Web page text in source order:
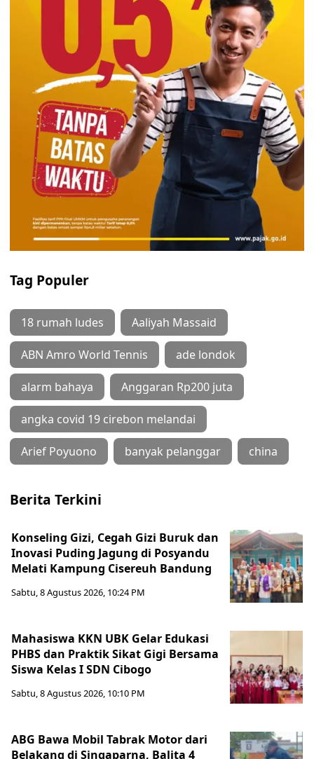
Tag Populer
18 rumah ludes Aaliyah Massaid
ABN Amro World Tennis ade londok
alarm bahaya Anggaran Rp200 juta
angka covid 19 cirebon melandai
Arief Poyuono banyak pelanggar china
Berita Terkini
Konseling Gizi, Cegah Gizi Buruk dan
Inovasi Puding Jagung di Posyandu
Melati Kampung Cisereuh Bandung
Sabtu, 8 Agustus 2026, 10:24 PM
Mahasiswa KKN UBK Gelar Edukasi
PHBS dan Praktik Sikat Gigi Bersama
Siswa Kelas I SDN Cibogo
Sabtu, 8 Agustus 2026, 10:10 PM
ABG Bawa Mobil Tabrak Motor dari
Belakang di Singaparna, Balita 4